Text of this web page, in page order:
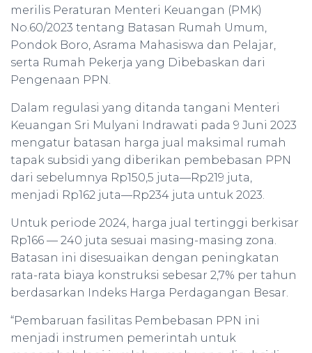
merilis Peraturan Menteri Keuangan (PMK)
No.60/2023 tentang Batasan Rumah Umum,
Pondok Boro, Asrama Mahasiswa dan Pelajar,
serta Rumah Pekerja yang Dibebaskan dari
Pengenaan PPN.
Dalam regulasi yang ditanda tangani Menteri
Keuangan Sri Mulyani Indrawati pada 9 Juni 2023
mengatur batasan harga jual maksimal rumah
tapak subsidi yang diberikan pembebasan PPN
dari sebelumnya Rp150,5 juta—Rp219 juta,
menjadi Rp162 juta—Rp234 juta untuk 2023.
Untuk periode 2024, harga jual tertinggi berkisar
Rp166 — 240 juta sesuai masing-masing zona.
Batasan ini disesuaikan dengan peningkatan
rata-rata biaya konstruksi sebesar 2,7% per tahun
berdasarkan Indeks Harga Perdagangan Besar.
“Pembaruan fasilitas Pembebasan PPN ini
menjadi instrumen pemerintah untuk